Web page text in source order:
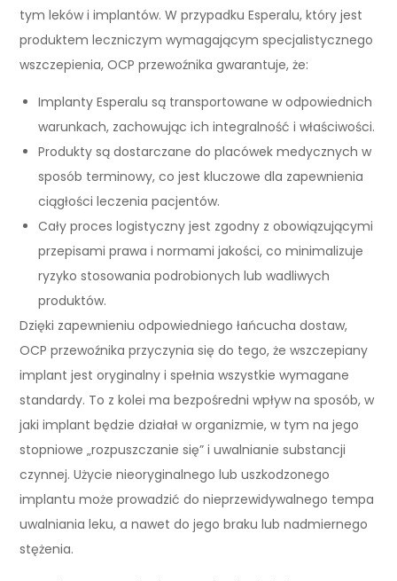
tym leków i implantów. W przypadku Esperalu, który jest
produktem leczniczym wymagającym specjalistycznego
wszczepienia, OCP przewoźnika gwarantuje, że:
Implanty Esperalu są transportowane w odpowiednich
warunkach, zachowując ich integralność i właściwości.
Produkty są dostarczane do placówek medycznych w
sposób terminowy, co jest kluczowe dla zapewnienia
ciągłości leczenia pacjentów.
Cały proces logistyczny jest zgodny z obowiązującymi
przepisami prawa i normami jakości, co minimalizuje
ryzyko stosowania podrobionych lub wadliwych
produktów.
Dzięki zapewnieniu odpowiedniego łańcucha dostaw,
OCP przewoźnika przyczynia się do tego, że wszczepiany
implant jest oryginalny i spełnia wszystkie wymagane
standardy. To z kolei ma bezpośredni wpływ na sposób, w
jaki implant będzie działał w organizmie, w tym na jego
stopniowe „rozpuszczanie się” i uwalnianie substancji
czynnej. Użycie nieoryginalnego lub uszkodzonego
implantu może prowadzić do nieprzewidywalnego tempa
uwalniania leku, a nawet do jego braku lub nadmiernego
stężenia.